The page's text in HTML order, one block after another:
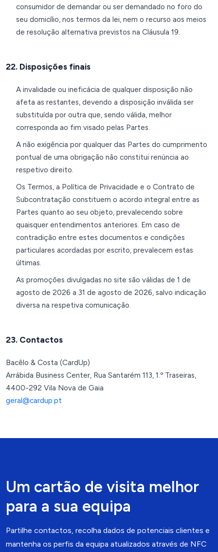
consumidor de demandar ou ser demandado no foro do
seu domicílio, nos termos da lei, nem o recurso aos meios
de resolução alternativa previstos na Cláusula 19.
22. Disposições finais
A invalidade ou ineficácia de qualquer disposição não
afeta as restantes, devendo a disposição inválida ser
substituída por outra que, sendo válida, melhor
corresponda ao fim visado pelas Partes.
A não exigência por qualquer das Partes do cumprimento
pontual de uma obrigação não constitui renúncia ao
respetivo direito.
Os Termos, a Política de Privacidade e o Contrato de
Subcontratação constituem o acordo integral entre as
Partes quanto ao seu objeto, prevalecendo sobre
quaisquer entendimentos anteriores. Em caso de
contradição entre estes documentos e condições
particulares acordadas por escrito, prevalecem estas
últimas.
As promoções divulgadas no site são válidas de 1 de
agosto de 2026 a 31 de agosto de 2026, salvo indicação
diversa na respetiva comunicação.
23. Contactos
Bacêlo & Costa (CardUp)
Arrábida Business Center, Rua Santarém 113, 1.º Traseiras,
4400-292 Vila Nova de Gaia
geral@cardup.pt
Um cartão de visita melhor
para a sua equipa
Partilhe contactos, recolha dados de potenciais clientes e
mantenha os perfis da equipa atualizados através de NFC